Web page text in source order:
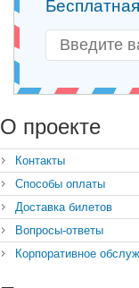
О проекте
Контакты
Способы оплаты
Доставка билетов
Вопросы-ответы
Корпоративное